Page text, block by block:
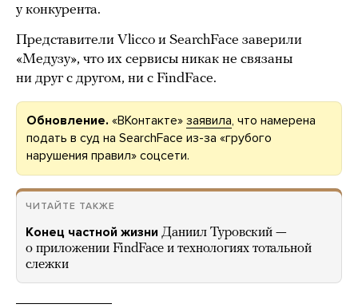
у конкурента.
Представители Vlicco и SearchFace заверили
«Медузу», что их сервисы никак не связаны
ни друг с другом, ни с FindFace.
Обновление. «ВКонтакте» заявила, что намерена
подать в суд на SearchFace из-за «грубого
нарушения правил» соцсети.
ЧИТАЙТЕ ТАКЖЕ
Конец частной жизни Даниил Туровский —
о приложении FindFace и технологиях тотальной
слежки